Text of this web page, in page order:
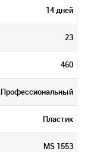
14 дней
23
460
Пластик
MS 1553